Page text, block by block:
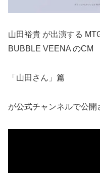
山田裕貴 が出演する
BUBBLE VEENA のCM
「山田さん」篇
が公式チャンネルで公開